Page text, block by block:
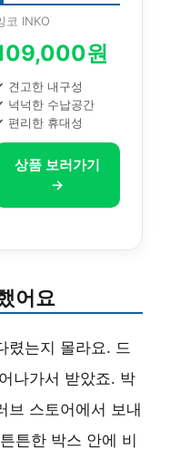
코 INKO
원
견고한 내구성
넉넉한 수납공간
편리한 휴대성
상품 보러가기
→
어요
렸는지 몰라요. 드
나가서 받았죠. 박
브 스토어에서 보내
튼한 박스 안에 비